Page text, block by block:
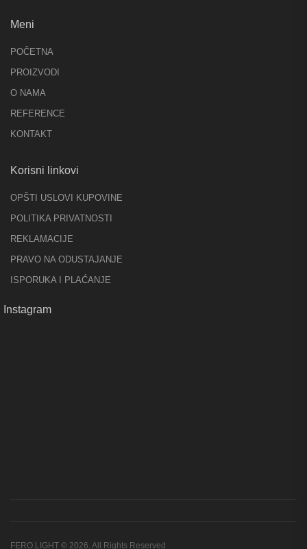
Meni
POČETNA
PROIZVODI
O NAMA
REFERENCE
KONTAKT
Korisni linkovi
OPŠTI USLOVI KUPOVINE
POLITIKA PRIVATNOSTI
REKLAMACIJE
PRAVO NA ODUSTAJANJE
ISPORUKA I PLAĆANJE
Instagram
FERO.LIGHT © 2026. All Rights Reserved